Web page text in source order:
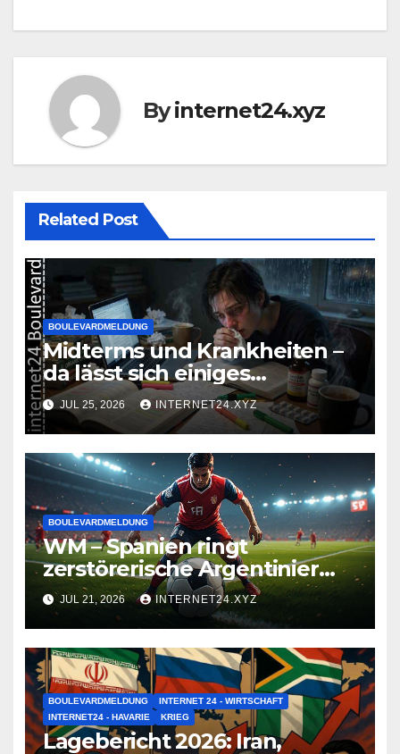
Byinternet24.xyz
Related Post
BOULEVARDMELDUNG
Midterms und Krankheiten –
da lässt sich einiges
zusammenbrauen!
JUL 25, 2026 INTERNET24.XYZ
BOULEVARDMELDUNG
WM – Spanien ringt
zerstörerische Argentinier
nieder
JUL 21, 2026 INTERNET24.XYZ
BOULEVARDMELDUNG
INTERNET 24 - WIRTSCHAFT
INTERNET24 - HAVARIE
KRIEG
Lagebericht 2026: Iran,